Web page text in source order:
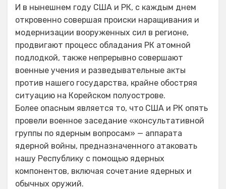
И в нынешнем году США и РК, с каждым днем
откровенно совершая происки наращивания и
модернизации вооруженных сил в регионе,
продвигают процесс обладания РК атомной
подлодкой, также непрерывно совершают
военные учения и разведывательные акты
против нашего государства, крайне обостряя
ситуацию на Корейском полуострове.
Более опасным является то, что США и РК опять
провели военное заседание «консультативной
группы по ядерным вопросам» — аппарата
ядерной войны, предназначенного атаковать
нашу Республику с помощью ядерных
компонентов, включая сочетание ядерных и
обычных оружий.